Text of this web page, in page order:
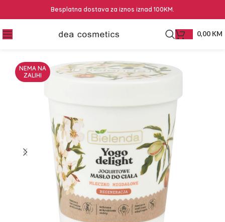
Besplatna dostava za iznos iznad 100KM.
0,00 KM
NEMA NA
ZALIHI